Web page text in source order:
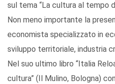
sul tema “La cultura al tempo
Non meno importante la
economista specializzato in
sviluppo territoriale, industria
Nel suo ultimo libro “Italia
cultura” (Il Mulino, Bologna)